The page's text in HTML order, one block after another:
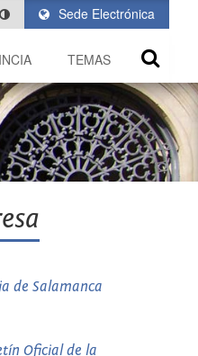
Sede Electrónica
TEMAS
de Salamanca
Oficial de la